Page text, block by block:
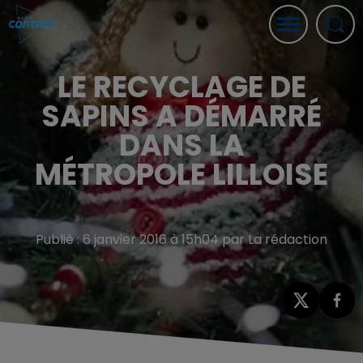
LE RECYCLAGE DE
SAPINS A DÉMARRÉ
DANS LA
MÉTROPOLE LILLOISE
Publié : 6 janvier 2016 à 15h04 par La rédaction